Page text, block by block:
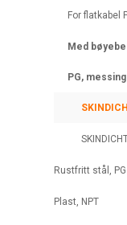
For flatkabel
Med
PG, messing
Rustfritt stål, PG
Plast, NPT